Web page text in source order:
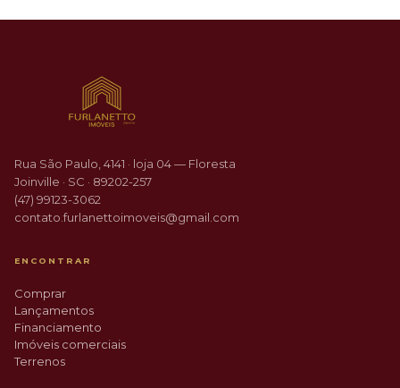
Rua São Paulo, 4141 · loja 04 — Floresta
Joinville · SC · 89202-257
(47) 99123-3062
contato.furlanettoimoveis@gmail.com
ENCONTRAR
Comprar
Lançamentos
Financiamento
Imóveis comerciais
Terrenos